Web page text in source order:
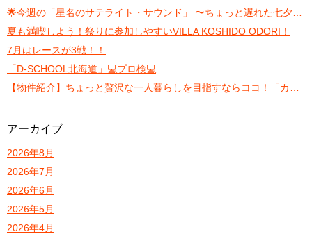
夏も満喫しよう！祭りに参加しやすいVILLA KOSHIDO ODORI！
7月はレースが3戦！！
「D-SCHOOL北海道」💻プロ検💻
アーカイブ
2026年8月
2026年7月
2026年6月
2026年5月
2026年4月